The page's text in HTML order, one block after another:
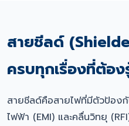
สายชีลด์
ครบทุกเรื่องที่ต้อง
สายชีลด์คือสายไฟที่มีตัวป้อ
ไฟฟ้า (EMI) และคลื่นวิทยุ